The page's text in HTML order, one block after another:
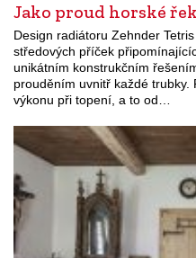
Jako proud horské
Design radiátoru Zehnder
středových příček
unikátním konstrukčním
prouděním uvnitř každé trubky.
výkonu při topení, a to od…